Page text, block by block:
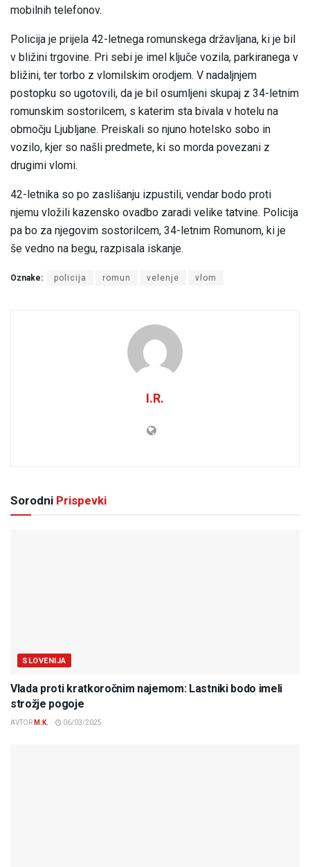
mobilnih telefonov.
Policija je prijela 42-letnega romunskega državljana, ki je bil
v bližini trgovine. Pri sebi je imel ključe vozila, parkiranega v
bližini, ter torbo z vlomilskim orodjem. V nadaljnjem
postopku so ugotovili, da je bil osumljeni skupaj z 34-letnim
romunskim sostorilcem, s katerim sta bivala v hotelu na
območju Ljubljane. Preiskali so njuno hotelsko sobo in
vozilo, kjer so našli predmete, ki so morda povezani z
drugimi vlomi.
42-letnika so po zaslišanju izpustili, vendar bodo proti
njemu vložili kazensko ovadbo zaradi velike tatvine. Policija
pa bo za njegovim sostorilcem, 34-letnim Romunom, ki je
še vedno na begu, razpisala iskanje.
Oznake: policija romun velenje vlom
I.R.
Sorodni Prispevki
SLOVENIJA
Vlada proti kratkoročnim najemom: Lastniki bodo imeli
strožje pogoje
AVTOR M.K. 06/03/2025